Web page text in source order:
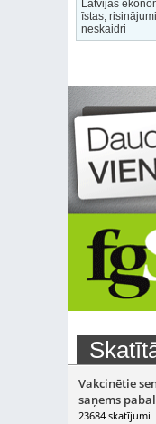
Latvijas
īstas,
neskaidri
Vakcinētie
saņems
23684 skatījumi